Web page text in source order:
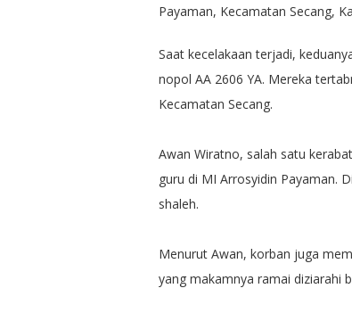
Payaman, Kecamatan Secang,
Saat kecelakaan terjadi,
nopol AA 2606 YA. Mereka
Kecamatan Secang.
Awan Wiratno, salah satu
guru di MI Arrosyidin Payaman.
shaleh.
Menurut Awan, korban juga
yang makamnya ramai diziarahi